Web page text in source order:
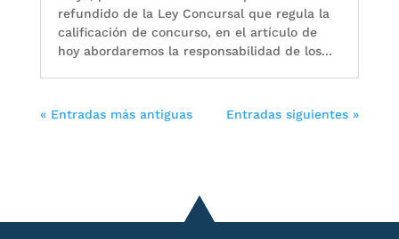
refundido de la Ley Concursal que regula la
calificación de concurso, en el artículo de
hoy abordaremos la responsabilidad de los...
« Entradas más antiguas Entradas siguientes »